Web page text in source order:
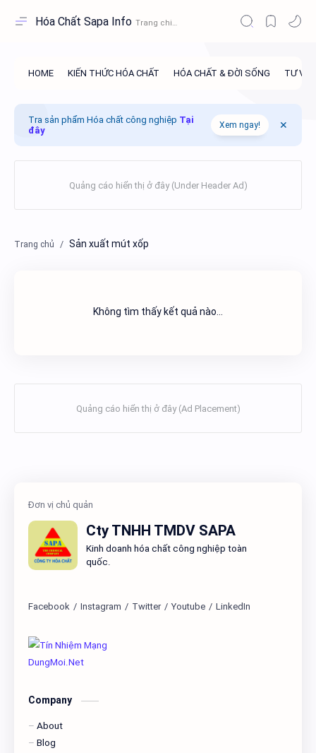
Hóa Chất Sapa Info
Tra sản phẩm Hóa chất công nghiệp Tại
đây
Xem ngay!
Sản xuất mút xốp
Không tìm thấy kết quả nào...
Cty TNHH TMDV SAPA
Kinh doanh hóa chất công nghiệp toàn
quốc.
Company
About
Blog